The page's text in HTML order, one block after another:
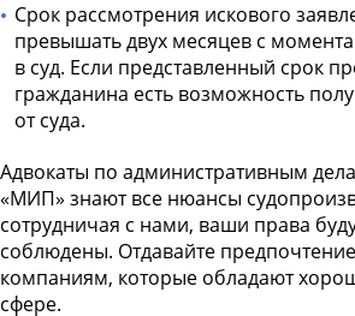
Срок рассмотрения искового
превышать двух месяцев с
в суд. Если представленный срок
гражданина есть возможность
от суда.
Адвокаты по административным
«МИП» знают все нюансы
сотрудничая с нами, ваши права
соблюдены. Отдавайте
компаниям, которые обладают
сфере.